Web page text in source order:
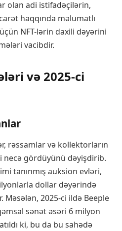
olan adi istifadəçilərin,
haqqında məlumatlı
NFT-lərin daxili dəyərini
vacibdir.
və 2025-ci
rəssamlar və kollektorların
necə gördüyünü dəyişdirib.
tanınmış auksion evləri,
dollar dəyərində
Məsələn, 2025-ci ildə Beeple
sənət əsəri 6 milyon
ki, bu da bu sahədə